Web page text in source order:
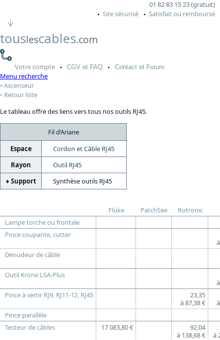
01 82 83 15 23 (gratuit)
Site sécurisé
Satisfait ou remboursé
touslescables.com
Votrecompte CGV et FAQ Contactet Forum
Menu recherche
Ascenseur
Retour liste
Le tableau offre des liens vers tous nos outils RJ45.
Fil d’Ariane
Espace
Cordon et Câble RJ45
Rayon
Outil RJ45
Support
Synthèse outils RJ45
Fluke PatchSee
Rotronic
Lampe torche ou frontale
Pince coupante, cutter
Dénudeur de câble
Outil Krone LSA-Plus
Pince à sertir RJ9, RJ11-12, RJ45
23,35
à 87,38 €
Pince parallèle
Testeur de câbles
17 083,80 €
92,04
à 138,68 €
à